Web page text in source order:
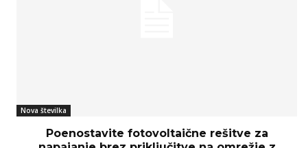
Nova številka
Poenostavite fotovoltaične rešitve za